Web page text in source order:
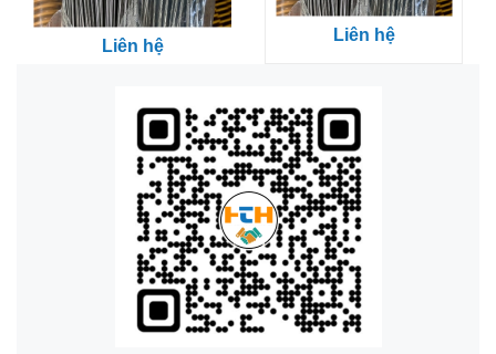
Liên hệ
Liên hệ